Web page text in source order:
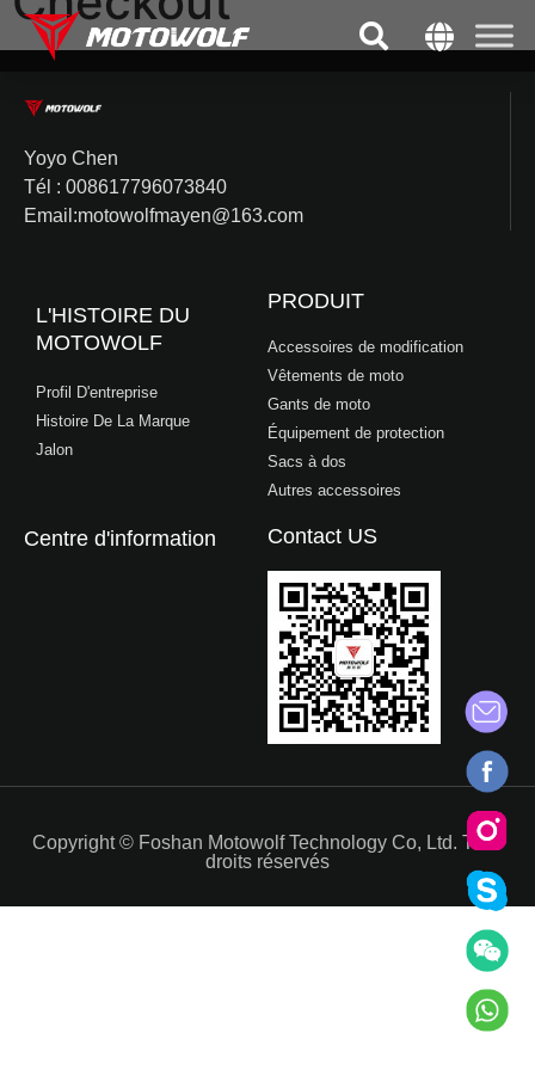
Yoyo Chen
Tél : 008617796073840
Email:motowolfmayen@163.com
L'HISTOIRE DU
MOTOWOLF
Profil D'entreprise
Histoire De La Marque
Jalon
PRODUIT
Accessoires de modification
Vêtements de moto
Gants de moto
Équipement de protection
Sacs à dos
Autres accessoires
Centre d'information Contact US
Copyright © Foshan Motowolf Technology Co, Ltd. Tous
droits réservés